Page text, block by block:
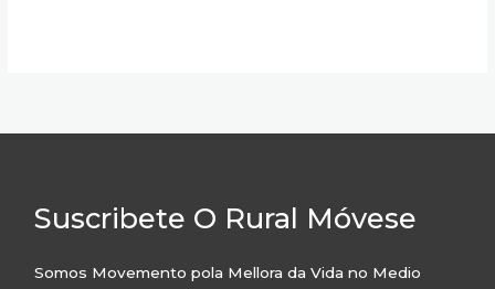
Suscribete O Rural Móvese
Somos Movemento pola Mellora da Vida no Medio